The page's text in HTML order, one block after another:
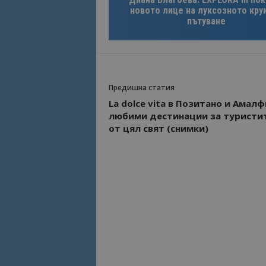
новото лице на луксозното
пътуване
Предишна статия
La dolce vita в Позитано и
любими дестинации за
от цял свят (снимки)_ga_B09EBBY8PY
Име